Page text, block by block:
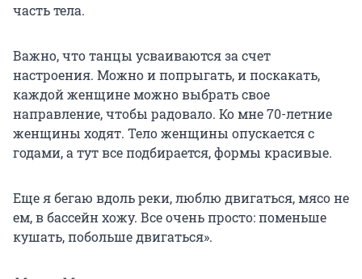
часть тела.
Важно, что танцы усваиваются за счет
настроения. Можно и попрыгать, и поскакать,
каждой женщине можно выбрать свое
направление, чтобы радовало. Ко мне 70-летние
женщины ходят. Тело женщины опускается с
годами, а тут все подбирается, формы красивые.
Еще я бегаю вдоль реки, люблю двигаться, мясо не
ем, в бассейн хожу. Все очень просто: поменьше
кушать, побольше двигаться».